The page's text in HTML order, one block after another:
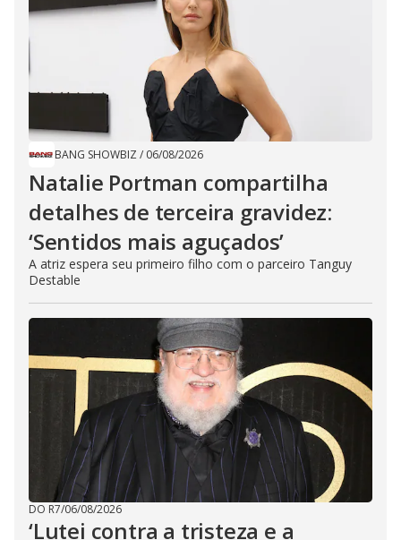
BANG SHOWBIZ / 06/08/2026
Natalie Portman compartilha
detalhes de terceira gravidez:
‘Sentidos mais aguçados’
A atriz espera seu primeiro filho com o parceiro Tanguy
Destable
DO R7/06/08/2026
‘Lutei contra a tristeza e a